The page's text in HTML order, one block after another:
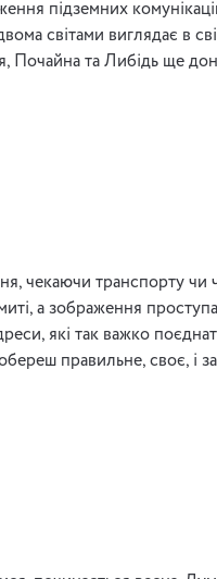
підземних
світами виглядає в
Почайна та Либідь ще
чекаючи транспорту чи
а зображення
які так важко
правильне, своє, і